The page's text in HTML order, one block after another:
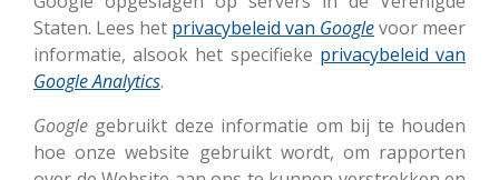
Staten. Lees het privacybeleid van Googlevoor meer
informatie, alsook het specifieke privacybeleid van
Google Analytics.
Google gebruikt deze informatie om bij te houden
hoe onze website gebruikt wordt, om rapporten